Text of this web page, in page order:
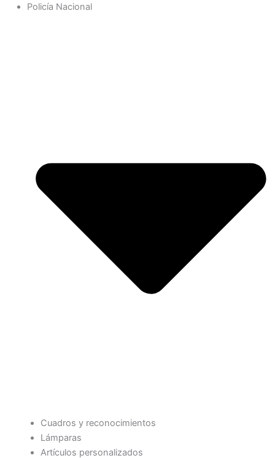
Policía Nacional
Cuadros y reconocimientos
Lámparas
Artículos personalizados